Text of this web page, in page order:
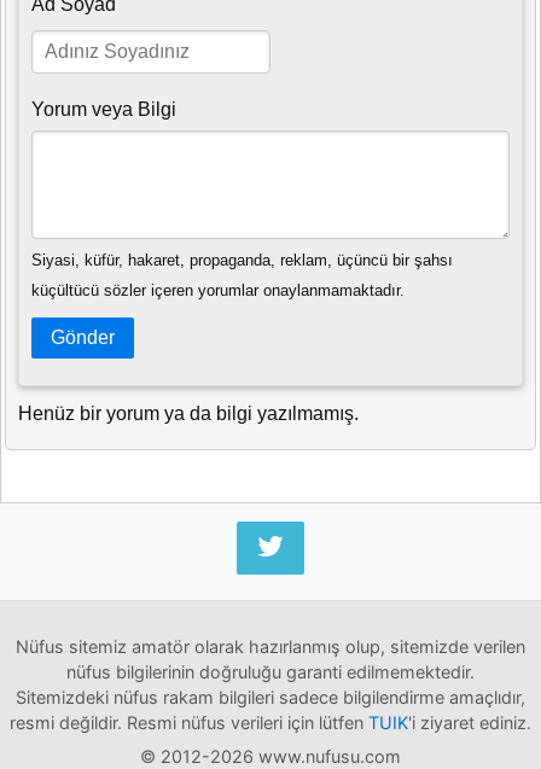
Ad Soyad
Yorum veya Bilgi
Siyasi, küfür, hakaret, propaganda, reklam, üçüncü bir şahsı
küçültücü sözler içeren yorumlar onaylanmamaktadır.
Gönder
Henüz bir yorum ya da bilgi yazılmamış.
Nüfus sitemiz amatör olarak hazırlanmış olup, sitemizde verilen
nüfus bilgilerinin doğruluğu garanti edilmemektedir.
Sitemizdeki nüfus rakam bilgileri sadece bilgilendirme amaçlıdır,
resmi değildir. Resmi nüfus verileri için lütfen TUIK'i ziyaret ediniz.
© 2012-2026 www.nufusu.com